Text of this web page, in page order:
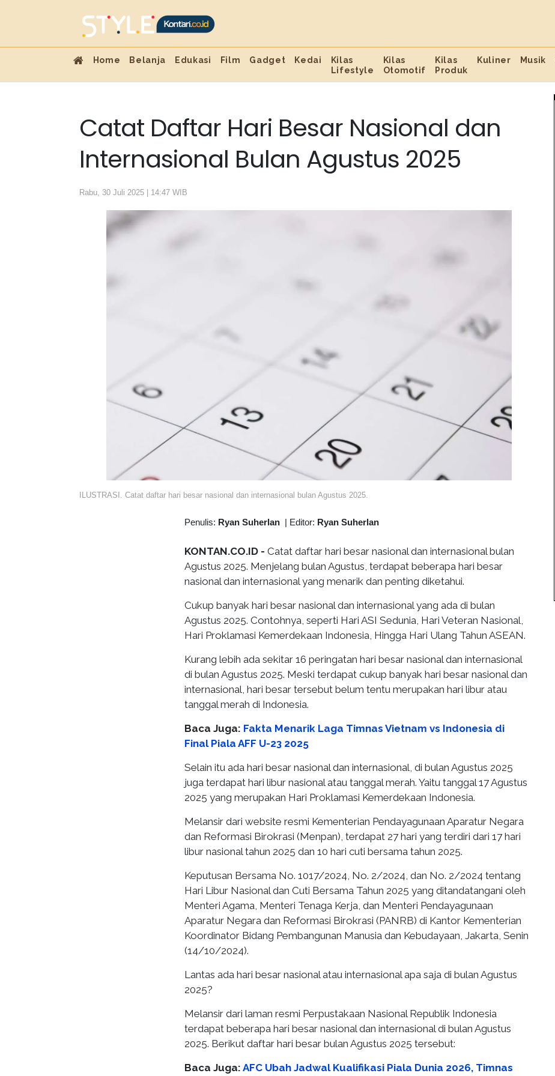
Home Belanja Edukasi Film Gadget Kedai
Kilas
Lifestyle
Kilas
Otomotif
Kilas
Produk
Kuliner Musik
Catat Daftar Hari Besar Nasional dan
Internasional Bulan Agustus 2025
Rabu, 30 Juli 2025 | 14:47 WIB
ILUSTRASI. Catat daftar hari besar nasional dan internasional bulan Agustus 2025.
Penulis: Ryan Suherlan | Editor: Ryan Suherlan
KONTAN.CO.ID - Catat daftar hari besar nasional dan internasional bulan
Agustus 2025. Menjelang bulan Agustus, terdapat beberapa hari besar
nasional dan internasional yang menarik dan penting diketahui.
Cukup banyak hari besar nasional dan internasional yang ada di bulan
Agustus 2025. Contohnya, seperti Hari ASI Sedunia, Hari Veteran Nasional,
Hari Proklamasi Kemerdekaan Indonesia, Hingga Hari Ulang Tahun ASEAN.
Kurang lebih ada sekitar 16 peringatan hari besar nasional dan internasional
di bulan Agustus 2025. Meski terdapat cukup banyak hari besar nasional dan
internasional, hari besar tersebut belum tentu merupakan hari libur atau
tanggal merah di Indonesia.
Baca Juga: Fakta Menarik Laga Timnas Vietnam vs Indonesia di
Final Piala AFF U-23 2025
Selain itu ada hari besar nasional dan internasional, di bulan Agustus 2025
juga terdapat hari libur nasional atau tanggal merah. Yaitu tanggal 17 Agustus
2025 yang merupakan Hari Proklamasi Kemerdekaan Indonesia.
Melansir dari website resmi Kementerian Pendayagunaan Aparatur Negara
dan Reformasi Birokrasi (Menpan), terdapat 27 hari yang terdiri dari 17 hari
libur nasional tahun 2025 dan 10 hari cuti bersama tahun 2025.
Keputusan Bersama No. 1017/2024, No. 2/2024, dan No. 2/2024 tentang
Hari Libur Nasional dan Cuti Bersama Tahun 2025 yang ditandatangani oleh
Menteri Agama, Menteri Tenaga Kerja, dan Menteri Pendayagunaan
Aparatur Negara dan Reformasi Birokrasi (PANRB) di Kantor Kementerian
Koordinator Bidang Pembangunan Manusia dan Kebudayaan, Jakarta, Senin
(14/10/2024).
Lantas ada hari besar nasional atau internasional apa saja di bulan Agustus
2025?
Melansir dari laman resmi Perpustakaan Nasional Republik Indonesia
terdapat beberapa hari besar nasional dan internasional di bulan Agustus
2025. Berikut daftar hari besar bulan Agustus 2025 tersebut:
Baca Juga: AFC Ubah Jadwal Kualifikasi Piala Dunia 2026, Timnas